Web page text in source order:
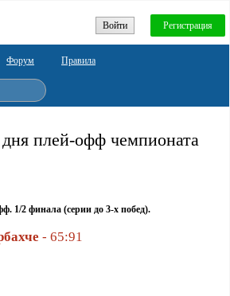
Войти Регистрация
Форум Правила
дня плей-офф чемпионата
1/2 финала (серии до 3-х побед).
- 65:91